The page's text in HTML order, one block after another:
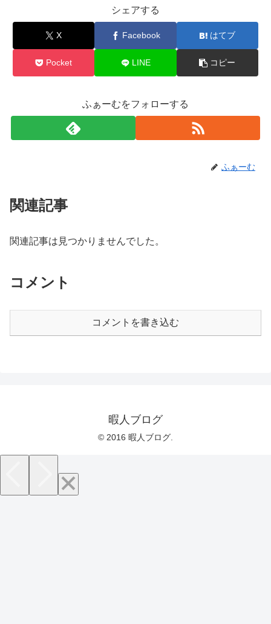
シェアする
X Facebook はてブ
Pocket LINE コピー
ふぁーむをフォローする
ふぁーむ
関連記事
関連記事は見つかりませんでした。
コメント
コメントを書き込む
暇人ブログ
© 2016 暇人ブログ.